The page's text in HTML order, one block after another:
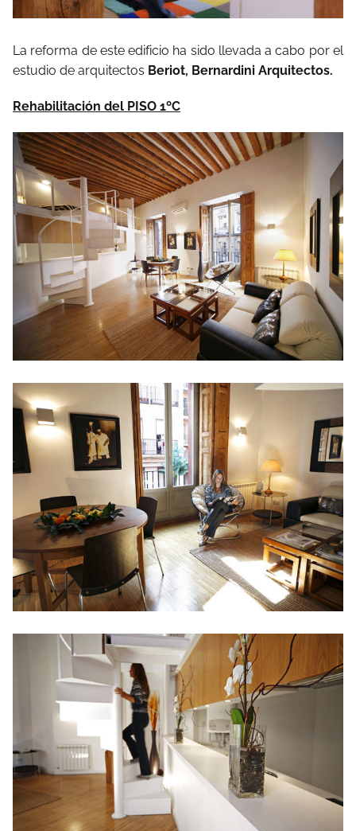
La reforma de este edificio ha sido llevada a cabo por el
estudio de arquitectos Beriot, Bernardini Arquitectos.
Rehabilitación del PISO 1ºC